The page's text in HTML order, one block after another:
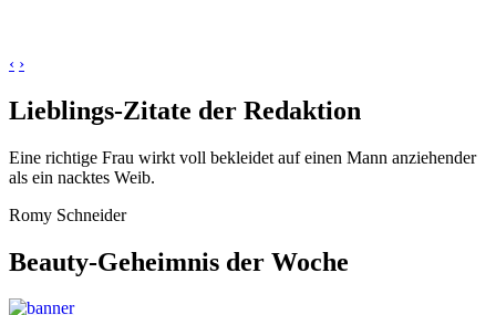
‹ ›
Lieblings-Zitate der Redaktion
Eine richtige Frau wirkt voll bekleidet auf einen Mann anziehender
als ein nacktes Weib.
Romy Schneider
Beauty-Geheimnis der Woche